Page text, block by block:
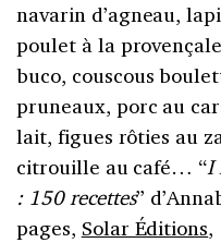
navarin d’agneau,
poulet à la
buco, couscous
pruneaux, porc au
lait, figues rôties au
citrouille au café… “I
: 150 recettes”
pages, Solar Éditions,